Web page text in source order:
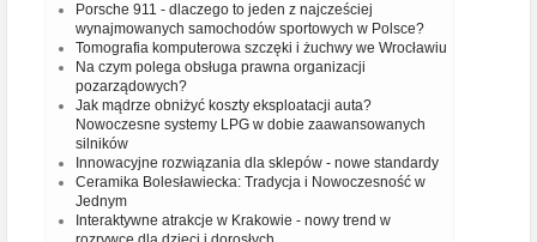
Porsche 911 - dlaczego to jeden z najcześciej
wynajmowanych samochodów sportowych w Polsce?
Tomografia komputerowa szczęki i żuchwy we Wrocławiu
Na czym polega obsługa prawna organizacji
pozarządowych?
Jak mądrze obniżyć koszty eksploatacji auta?
Nowoczesne systemy LPG w dobie zaawansowanych
silników
Innowacyjne rozwiązania dla sklepów - nowe standardy
Ceramika Bolesławiecka: Tradycja i Nowoczesność w
Jednym
Interaktywne atrakcje w Krakowie - nowy trend w